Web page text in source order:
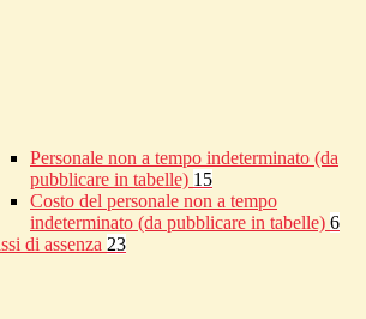
Personale non a tempo indeterminato (da
pubblicare in tabelle) 15
Costo del personale non a tempo
indeterminato (da pubblicare in tabelle) 6
di assenza 23